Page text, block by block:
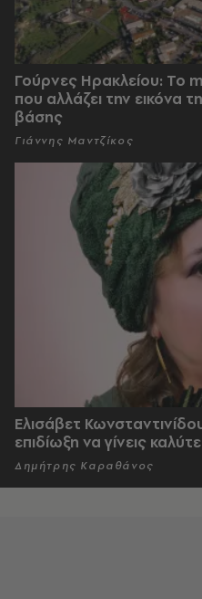
Γούρνες Ηρακλείου: To
που αλλάζει την εικόνα
βάσης
Γιάννης Μαντζίκος
Ελισάβετ
επιδίωξη να γίνεις
Δημήτρης Καραθάνος